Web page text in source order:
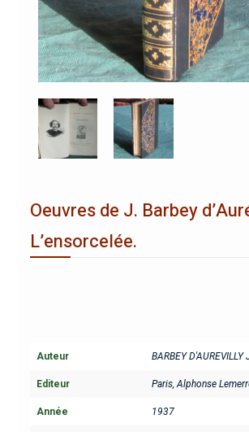
Oeuvres de J. Barbey
L’ensorcelée.
Auteur BARBEY D'AUREVILLY
Editeur Paris, Alphonse
Année 1937